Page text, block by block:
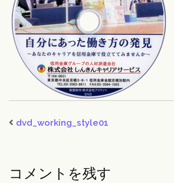
dvd_working_style01
コメントを残す